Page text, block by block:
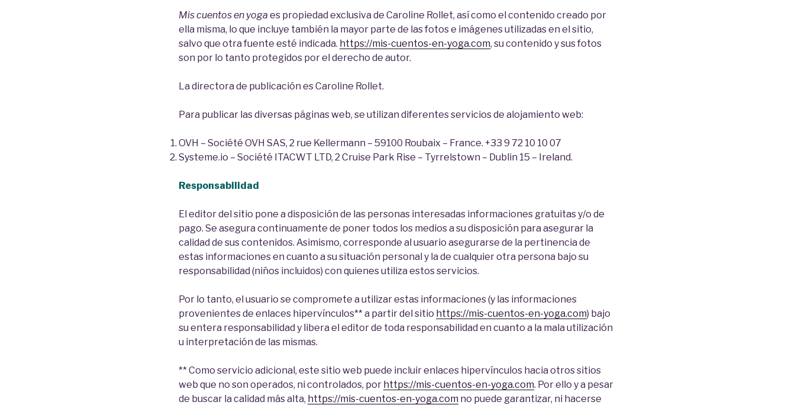
Mis cuentos en yoga es propiedad exclusiva de Caroline Rollet, así como el contenido creado por
ella misma, lo que incluye también la mayor parte de las fotos e imágenes utilizadas en el sitio,
salvo que otra fuente esté indicada. https://mis-cuentos-en-yoga.com, su contenido y sus fotos
son por lo tanto protegidos por el derecho de autor.
La directora de publicación es Caroline Rollet.
Para publicar las diversas páginas web, se utilizan diferentes servicios de alojamiento web:
OVH – Société OVH SAS, 2 rue Kellermann – 59100 Roubaix – France. +33 9 72 10 10 07
Systeme.io – Société ITACWT LTD, 2 Cruise Park Rise – Tyrrelstown – Dublin 15 – Ireland.
Responsabilidad
El editor del sitio pone a disposición de las personas interesadas informaciones gratuitas y/o de
pago. Se asegura continuamente de poner todos los medios a su disposición para asegurar la
calidad de sus contenidos. Asimismo, corresponde al usuario asegurarse de la pertinencia de
estas informaciones en cuanto a su situación personal y la de cualquier otra persona bajo su
responsabilidad (niños incluidos) con quienes utiliza estos servicios.
Por lo tanto, el usuario se compromete a utilizar estas informaciones (y las informaciones
provenientes de enlaces hipervínculos** a partir del sitio https://mis-cuentos-en-yoga.com) bajo
su entera responsabilidad y libera el editor de toda responsabilidad en cuanto a la mala utilización
u interpretación de las mismas.
** Como servicio adicional, este sitio web puede incluir enlaces hipervínculos hacia otros sitios
web que no son operados, ni controlados, por https://mis-cuentos-en-yoga.com. Por ello y a pesar
de buscar la calidad más alta, https://mis-cuentos-en-yoga.com no puede garantizar, ni hacerse